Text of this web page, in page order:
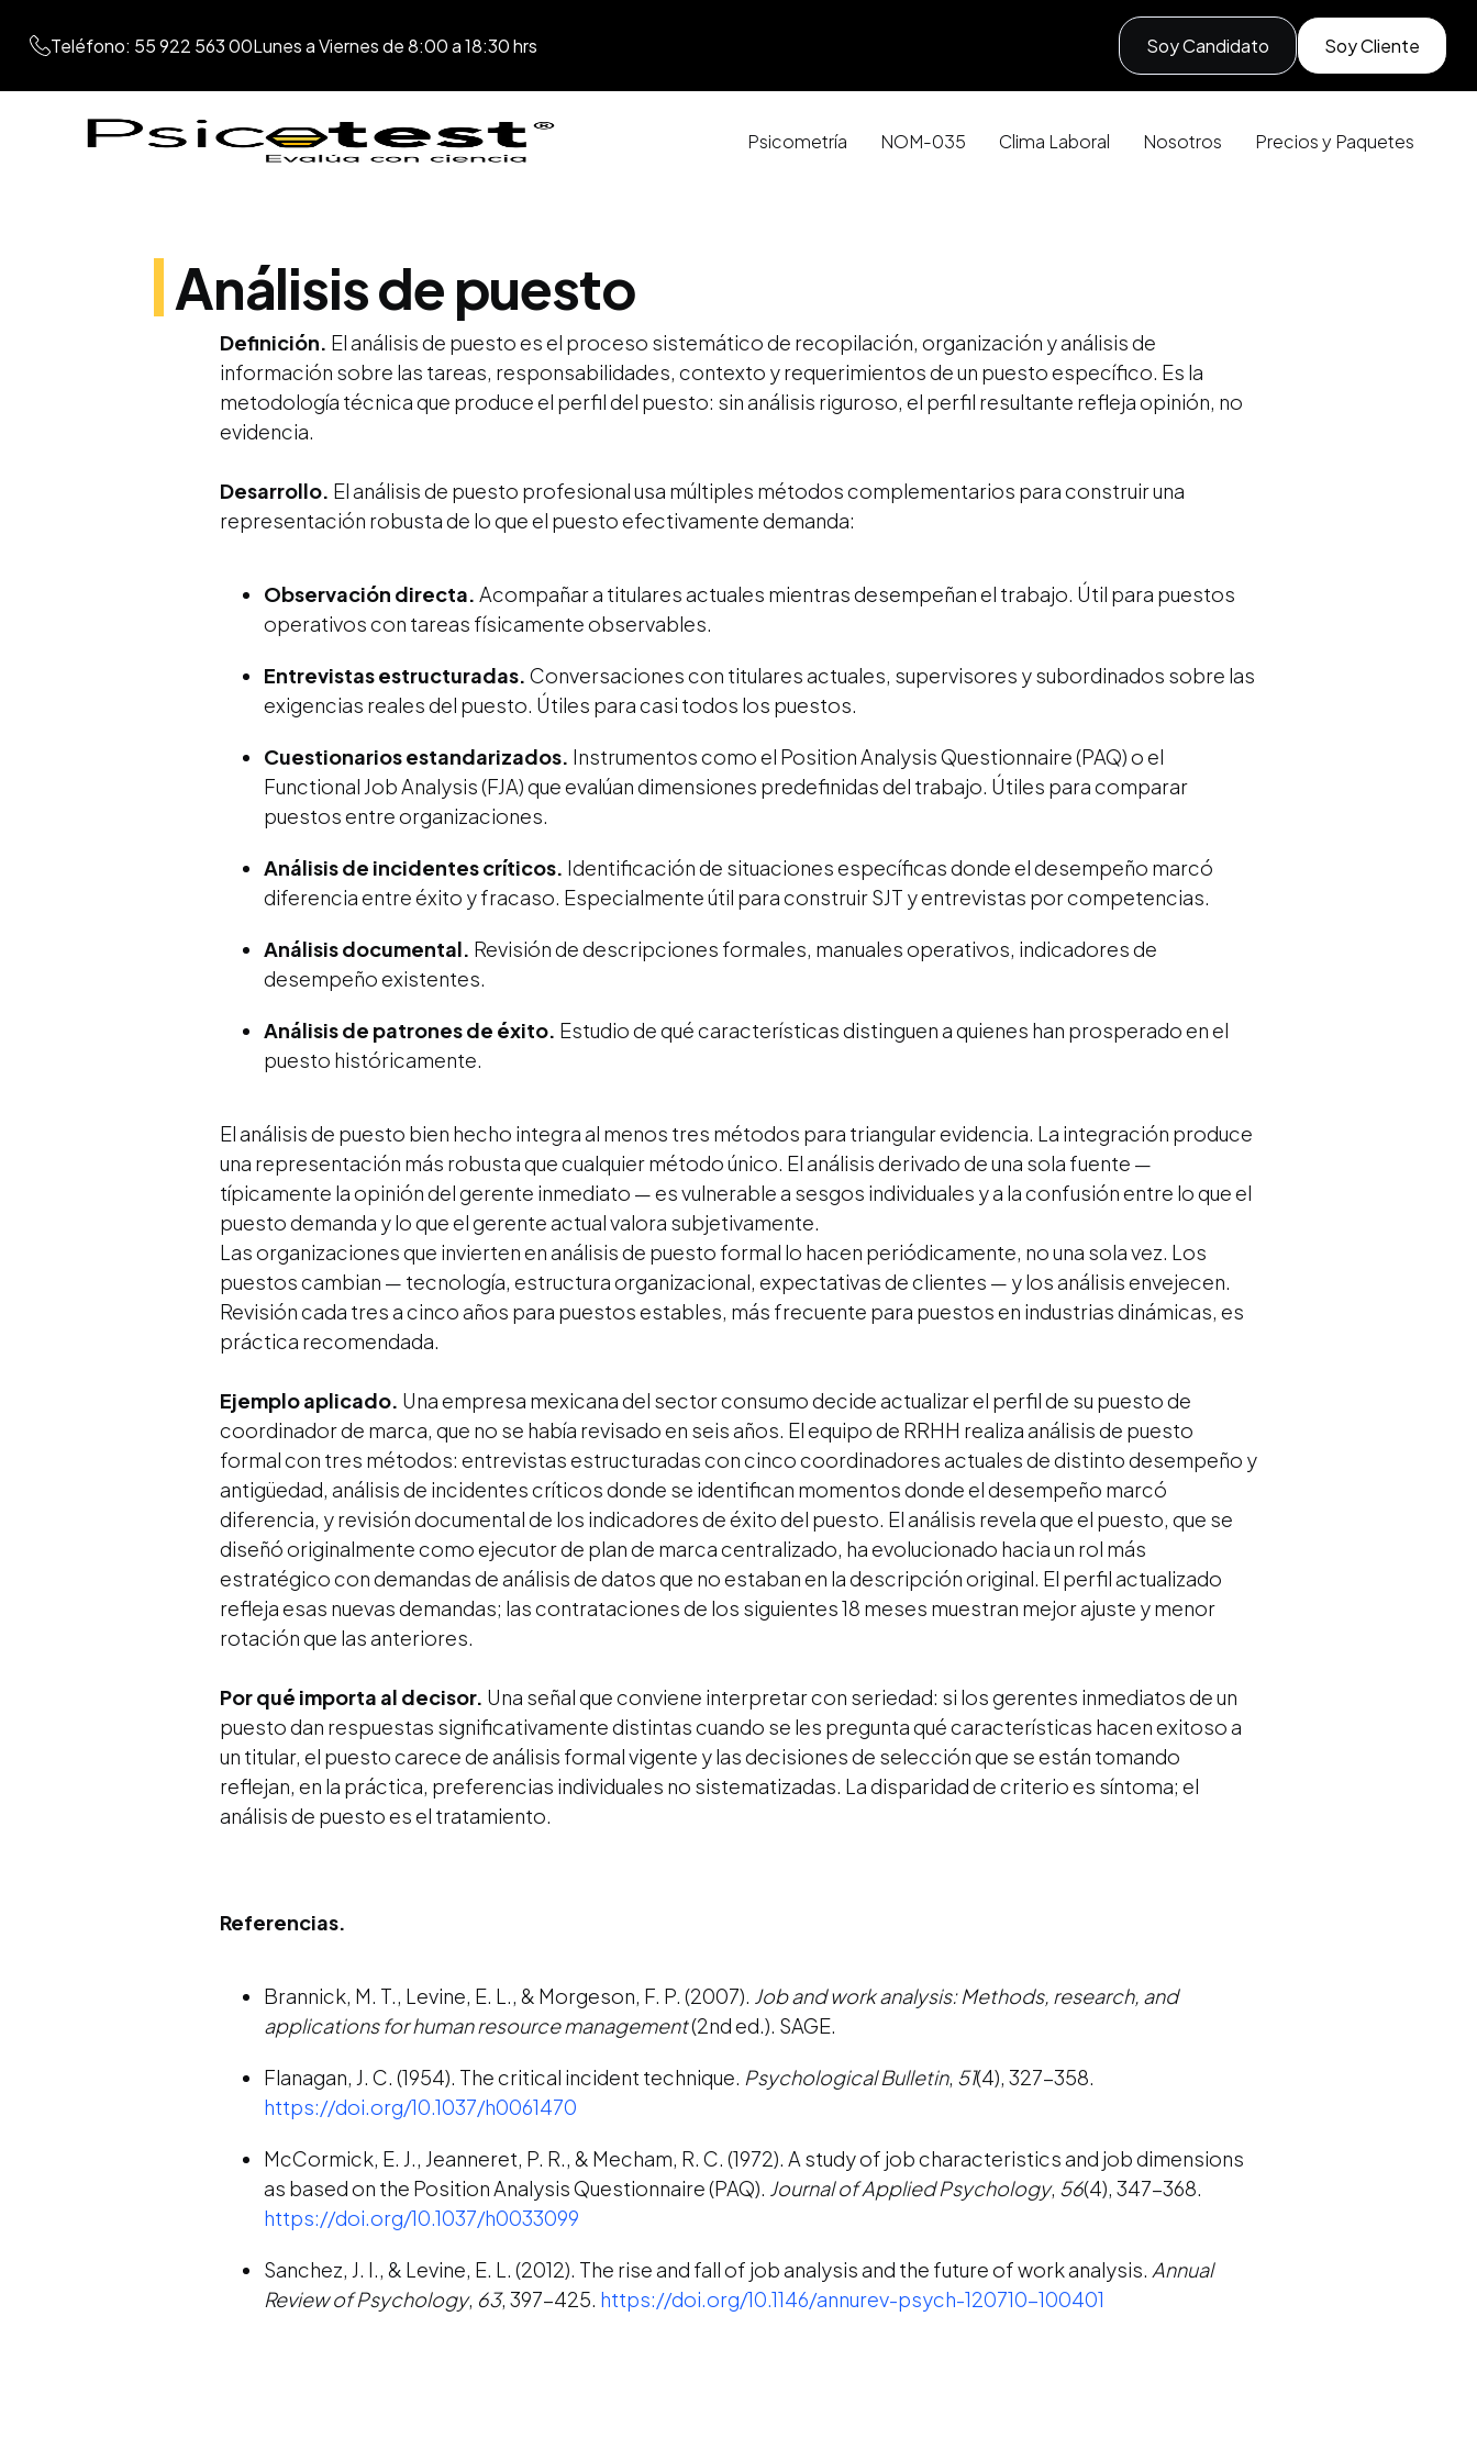
Teléfono: 55 922 563 00Lunes a Viernes de 8:00 a 18:30 hrs Soy Candidato Soy Cliente
Psicometría NOM-035 Clima Laboral Nosotros Precios y Paquetes
Análisis de puesto
Definición. El análisis de puesto es el proceso sistemático de recopilación, organización y análisis de
información sobre las tareas, responsabilidades, contexto y requerimientos de un puesto específico. Es la
metodología técnica que produce el perfil del puesto: sin análisis riguroso, el perfil resultante refleja opinión, no
evidencia.
Desarrollo. El análisis de puesto profesional usa múltiples métodos complementarios para construir una
representación robusta de lo que el puesto efectivamente demanda:
Observación directa. Acompañar a titulares actuales mientras desempeñan el trabajo. Útil para puestos
operativos con tareas físicamente observables.
Entrevistas estructuradas. Conversaciones con titulares actuales, supervisores y subordinados sobre las
exigencias reales del puesto. Útiles para casi todos los puestos.
Cuestionarios estandarizados. Instrumentos como el Position Analysis Questionnaire (PAQ) o el
Functional Job Analysis (FJA) que evalúan dimensiones predefinidas del trabajo. Útiles para comparar
puestos entre organizaciones.
Análisis de incidentes críticos. Identificación de situaciones específicas donde el desempeño marcó
diferencia entre éxito y fracaso. Especialmente útil para construir SJT y entrevistas por competencias.
Análisis documental. Revisión de descripciones formales, manuales operativos, indicadores de
desempeño existentes.
Análisis de patrones de éxito. Estudio de qué características distinguen a quienes han prosperado en el
puesto históricamente.
El análisis de puesto bien hecho integra al menos tres métodos para triangular evidencia. La integración produce
una representación más robusta que cualquier método único. El análisis derivado de una sola fuente —
típicamente la opinión del gerente inmediato — es vulnerable a sesgos individuales y a la confusión entre lo que el
puesto demanda y lo que el gerente actual valora subjetivamente.
Las organizaciones que invierten en análisis de puesto formal lo hacen periódicamente, no una sola vez. Los
puestos cambian — tecnología, estructura organizacional, expectativas de clientes — y los análisis envejecen.
Revisión cada tres a cinco años para puestos estables, más frecuente para puestos en industrias dinámicas, es
práctica recomendada.
Ejemplo aplicado. Una empresa mexicana del sector consumo decide actualizar el perfil de su puesto de
coordinador de marca, que no se había revisado en seis años. El equipo de RRHH realiza análisis de puesto
formal con tres métodos: entrevistas estructuradas con cinco coordinadores actuales de distinto desempeño y
antigüedad, análisis de incidentes críticos donde se identifican momentos donde el desempeño marcó
diferencia, y revisión documental de los indicadores de éxito del puesto. El análisis revela que el puesto, que se
diseñó originalmente como ejecutor de plan de marca centralizado, ha evolucionado hacia un rol más
estratégico con demandas de análisis de datos que no estaban en la descripción original. El perfil actualizado
refleja esas nuevas demandas; las contrataciones de los siguientes 18 meses muestran mejor ajuste y menor
rotación que las anteriores.
Por qué importa al decisor. Una señal que conviene interpretar con seriedad: si los gerentes inmediatos de un
puesto dan respuestas significativamente distintas cuando se les pregunta qué características hacen exitoso a
un titular, el puesto carece de análisis formal vigente y las decisiones de selección que se están tomando
reflejan, en la práctica, preferencias individuales no sistematizadas. La disparidad de criterio es síntoma; el
análisis de puesto es el tratamiento.
Referencias.
Brannick, M. T., Levine, E. L., & Morgeson, F. P. (2007). Job and work analysis: Methods, research, and
applications for human resource management(2nd ed.). SAGE.
Flanagan, J. C. (1954). The critical incident technique. Psychological Bulletin, 51(4), 327-358.
https://doi.org/10.1037/h0061470
McCormick, E. J., Jeanneret, P. R., & Mecham, R. C. (1972). A study of job characteristics and job dimensions
as based on the Position Analysis Questionnaire (PAQ). Journal of Applied Psychology, 56(4), 347-368.
https://doi.org/10.1037/h0033099
Sanchez, J. I., & Levine, E. L. (2012). The rise and fall of job analysis and the future of work analysis. Annual
Review of Psychology, 63, 397-425. https://doi.org/10.1146/annurev-psych-120710-100401